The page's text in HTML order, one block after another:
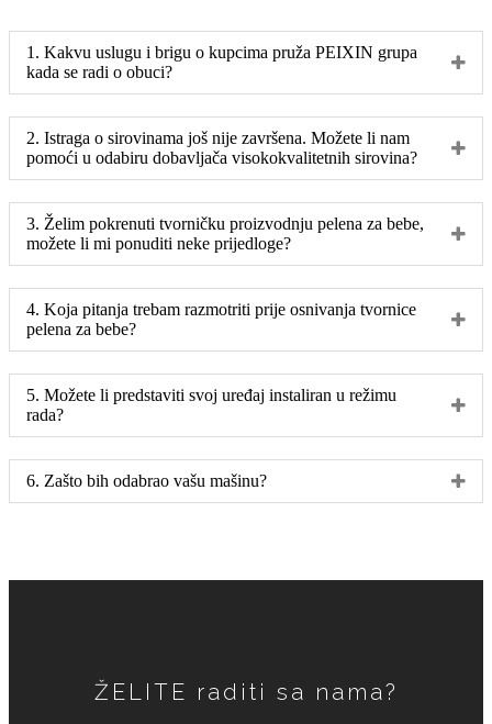
1. Kakvu uslugu i brigu o kupcima pruža PEIXIN grupa
kada se radi o obuci?
2. Istraga o sirovinama još nije završena. Možete li nam
pomoći u odabiru dobavljača visokokvalitetnih sirovina?
3. Želim pokrenuti tvorničku proizvodnju pelena za bebe,
možete li mi ponuditi neke prijedloge?
4. Koja pitanja trebam razmotriti prije osnivanja tvornice
pelena za bebe?
5. Možete li predstaviti svoj uređaj instaliran u režimu
rada?
6. Zašto bih odabrao vašu mašinu?
ŽELITE raditi sa nama?